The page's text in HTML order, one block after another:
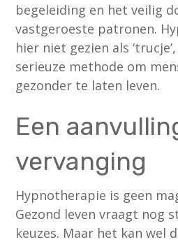
begeleiding en het veilig
vastgeroeste patronen.
hier niet gezien als
serieuze methode om
gezonder te laten leven.
Een
vervanging
Hypnotherapie is geen
Gezond leven vraagt nog
keuzes. Maar het kan wel